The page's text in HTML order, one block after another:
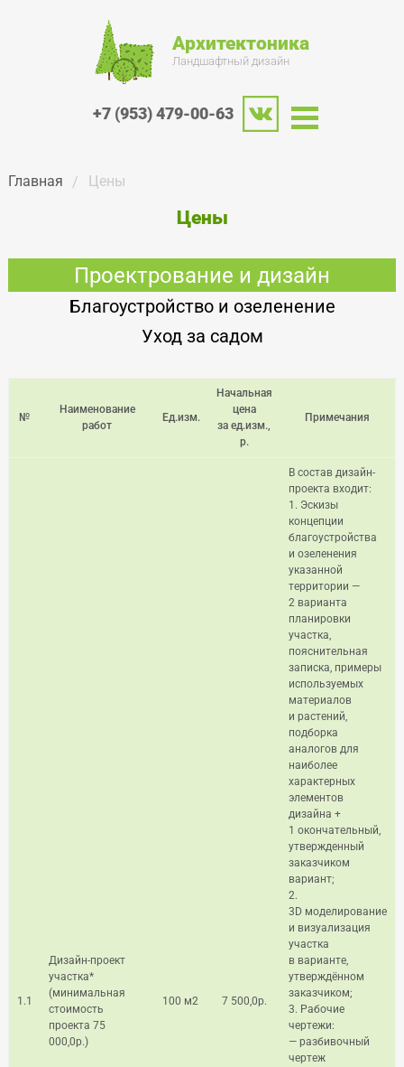
Архитектоника
Ландшафтный дизайн
+7 (953) 479-00-63
Главная Цены
Цены
Проектрование и дизайн
Благоустройство и озеленение
Уход за садом
№
Наименование
работ
Ед.изм.
Начальная
цена
за ед.изм.,
р.
Примечания
1.1
Дизайн-проект
участка*
(минимальная
стоимость
проекта 75
000,0р.)
100 м2 7 500,0р.
В состав дизайн-
проекта входит:
1. Эскизы
концепции
благоустройства
и озеленения
указанной
территории —
2 варианта
планировки
участка,
пояснительная
записка, примеры
используемых
материалов
и растений,
подборка
аналогов для
наиболее
характерных
элементов
дизайна +
1 окончательный,
утвержденный
заказчиком
вариант;
2.
3D моделирование
и визуализация
участка
в варианте,
утверждённом
заказчиком;
3. Рабочие
чертежи:
— разбивочный
чертеж